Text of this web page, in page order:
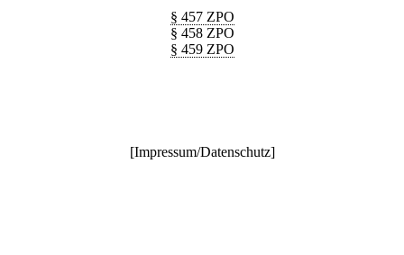
§ 457 ZPO
§ 458 ZPO
§ 459 ZPO
[Impressum/Datenschutz]